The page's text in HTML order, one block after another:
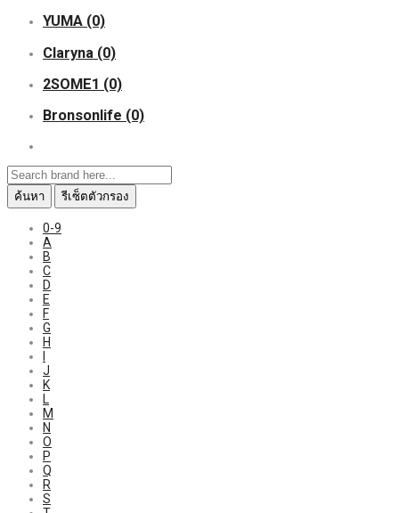
YUMA (0)
Claryna (0)
2SOME1 (0)
Bronsonlife (0)
ค้นหา รีเซ็ตตัวกรอง
0-9
A
B
C
D
E
F
G
H
J
K
L
M
N
O
P
Q
R
S